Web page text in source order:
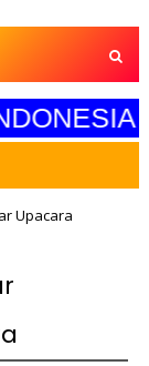
MAJU"
Upacara